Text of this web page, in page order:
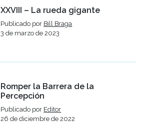
XXVIII – La rueda gigante
Publicado por Bill Braga
3 de marzo de 2023
Romper la Barrera de la
Percepción
Publicado por Editor
26 de diciembre de 2022